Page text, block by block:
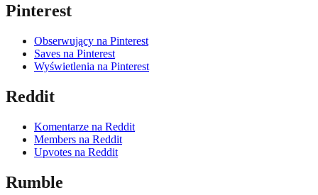
Pinterest
Obserwujący na Pinterest
Saves na Pinterest
Wyświetlenia na Pinterest
Reddit
Komentarze na Reddit
Members na Reddit
Upvotes na Reddit
Rumble